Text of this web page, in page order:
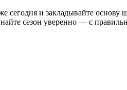
сегодня и закладывайте основу
сезон уверенно — с